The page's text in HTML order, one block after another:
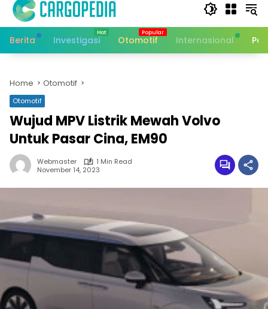
Berita Investigasi Otomotif Internasional
Home Otomotif
Otomotif
Wujud MPV Listrik Mewah Volvo
Untuk Pasar Cina, EM90
Webmaster
1 Min Read
November 14, 2023